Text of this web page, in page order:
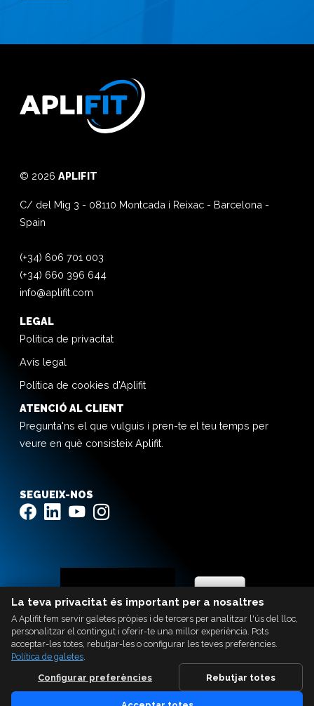
© 2026 APLIFIT
C/ del Mig 3 - 08110 Montcada i Reixac - Barcelona -
Spain
(+34) 606 701 003
(+34) 660 396 644
info@aplifit.com
LEGAL
Política de privacitat
Avís legal
Política de cookies d'Aplifit
ATENCIÓ AL CLIENT
Pregunta'ns el que vulguis i pren-te el teu temps per
veure en què consisteix Aplifit.
SEGUEIX-NOS
La teva privacitat és important per a nosaltres
A Aplifit fem servir galetes pròpies i de tercers per analitzar l'ús del lloc,
personalitzar el contingut i oferir-te una millor experiència. Pots
acceptar-les totes, rebutjar-les o configurar les teves preferències.
Política de galetes.
Configurar preferències
Rebutjar totes